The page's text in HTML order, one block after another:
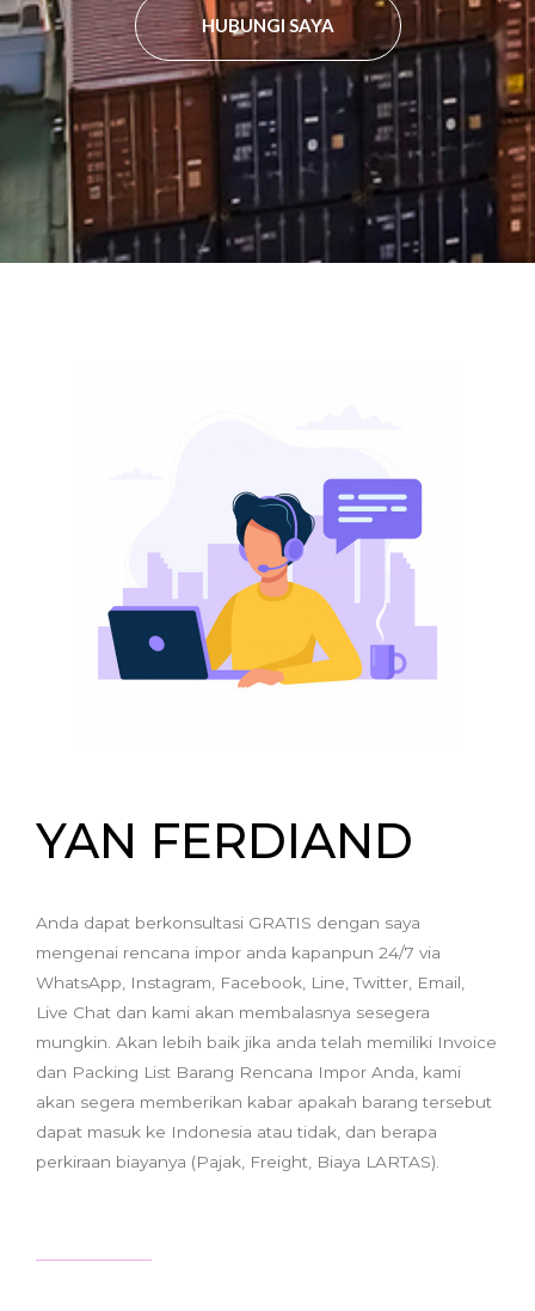
HUBUNGI SAYA
YAN FERDIAND
Anda dapat berkonsultasi GRATIS dengan saya
mengenai rencana impor anda kapanpun 24/7 via
WhatsApp, Instagram, Facebook, Line, Twitter, Email,
Live Chat dan kami akan membalasnya sesegera
mungkin. Akan lebih baik jika anda telah memiliki Invoice
dan Packing List Barang Rencana Impor Anda, kami
akan segera memberikan kabar apakah barang tersebut
dapat masuk ke Indonesia atau tidak, dan berapa
perkiraan biayanya (Pajak, Freight, Biaya LARTAS).